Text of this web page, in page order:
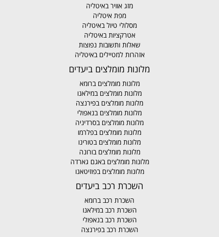
מזג אוויר באיטליה
מפת איטליה
מסלולי טיול באיטליה
אטרקציות באיטליה
שאלות ותשובות נפוצות
אזהרות למטיילים באיטליה
מלונות מומלצים ביעדים
מלונות מומלצים ברומא
מלונות מומלצים במילאנו
מלונות מומלצים בפירנצה
מלונות מומלצים בנאפולי
מלונות מומלצים בסרדיניה
מלונות מומלצים בפלרמו
מלונות מומלצים בטורינו
מלונות מומלצים בורונה
מלונות מומלצים באגם גארדה
מלונות מומלצים בפוזיטאנו
השכרת רכב ביעדים
השכרת רכב ברומא
השכרת רכב במילאנו
השכרת רכב בנאפולי
השכרת רכב בפירנצה